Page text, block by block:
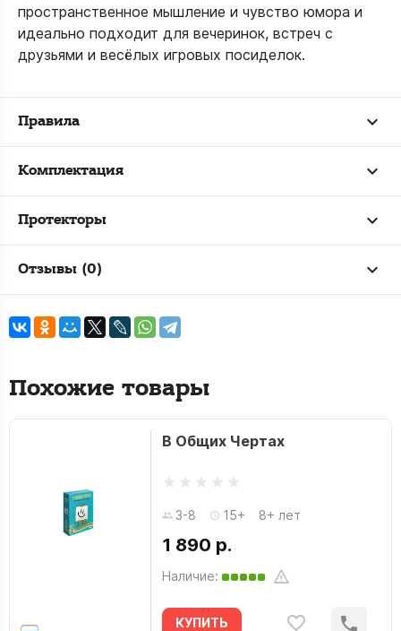
пространственное мышление и чувство юмора и
идеально подходит для вечеринок, встреч с
друзьями и весёлых игровых посиделок.
Правила
Комплектация
Протекторы
Отзывы (0)
Похожие товары
В Общих Чертах
3-8 15+ 8+ лет
1 890 р.
Наличие:
КУПИТЬ